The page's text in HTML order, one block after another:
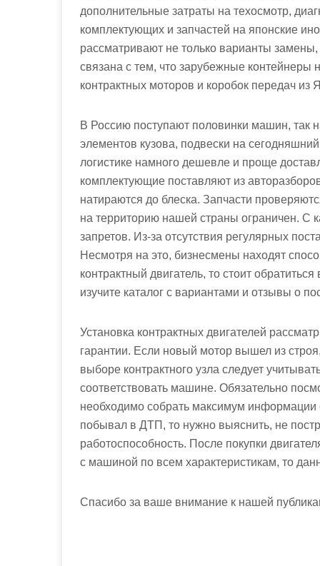
дополнительные затраты на техосмотр,
комплектующих и запчастей на японские
рассматривают не только варианты
связана с тем, что зарубежные контейнеры
контрактных моторов и коробок передач из
В Россию поступают половинки машин, так
элементов кузова, подвески на
логистике намного дешевле и проще
комплектующие поставляют из
натираются до блеска. Запчасти
на территорию нашей страны ограничен. С
запретов. Из-за отсутствия регулярных
Несмотря на это, бизнесмены находят
контрактный двигатель, то стоит
изучите каталог с вариантами и отзывы о
Установка контрактных двигателей
гарантии. Если новый мотор вышел из
выборе контрактного узла следует
соответствовать машине. Обязательно
необходимо собрать максимум
побывал в ДТП, то нужно выяснить, не
работоспособность. После покупки
с машиной по всем характеристикам, то
Спасибо за ваше внимание к нашей